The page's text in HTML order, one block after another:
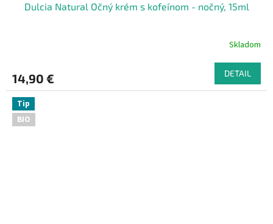
Dulcia Natural Očný krém s kofeínom - nočný, 15ml
Skladom
14,90 € DETAIL
Tip
BIO